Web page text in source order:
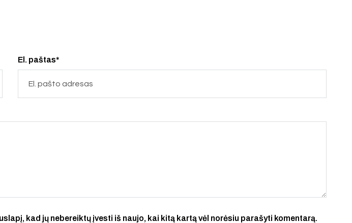
El. paštas*
kad jų nebereiktų įvesti iš naujo, kai kitą kartą vėl norėsiu parašyti komentarą.